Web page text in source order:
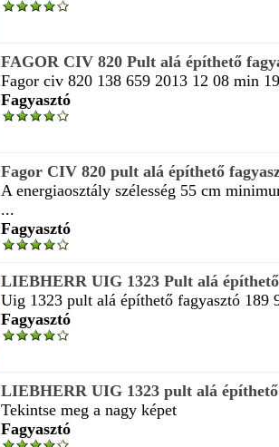
FAGOR CIV 820 Pult alá építhető
Fagor civ 820 138 659 2013 12 08 min
Fagyasztó
Fagor CIV 820 pult alá építhető
A energiaosztály szélesség 55 cm
...
Fagyasztó
LIEBHERR UIG 1323 Pult alá
Uig 1323 pult alá építhető fagyasztó 189
Fagyasztó
LIEBHERR UIG 1323 pult alá építhető
Tekintse meg a nagy képet
Fagyasztó